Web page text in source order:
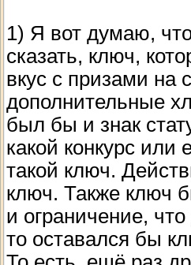
1) Я вот думаю,
сказать, ключ,
вкус с призами на
дополнительные
был бы и знак
какой конкурс или
такой ключ.
ключ. Также ключ
и ограничение,
то оставался бы